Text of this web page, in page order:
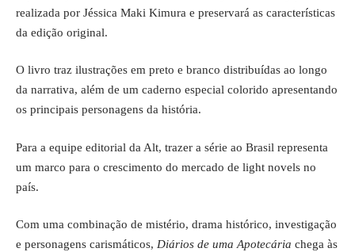
realizada por Jéssica Maki Kimura e preservará as características
da edição original.
O livro traz ilustrações em preto e branco distribuídas ao longo
da narrativa, além de um caderno especial colorido apresentando
os principais personagens da história.
Para a equipe editorial da Alt, trazer a série ao Brasil representa
um marco para o crescimento do mercado de light novels no
país.
Com uma combinação de mistério, drama histórico, investigação
e personagens carismáticos, Diários de uma Apotecária chega às